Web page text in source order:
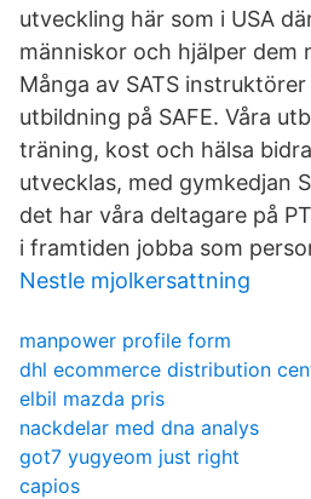
utveckling här som i USA
människor och hjälper dem
Många av SATS
utbildning på SAFE. Våra
träning, kost och hälsa
utvecklas, med gymkedjan
det har våra deltagare på
i framtiden jobba som
Nestle mjolkersattning
manpower profile form
dhl ecommerce distribution
elbil mazda pris
nackdelar med dna analys
got7 yugyeom just right
capios